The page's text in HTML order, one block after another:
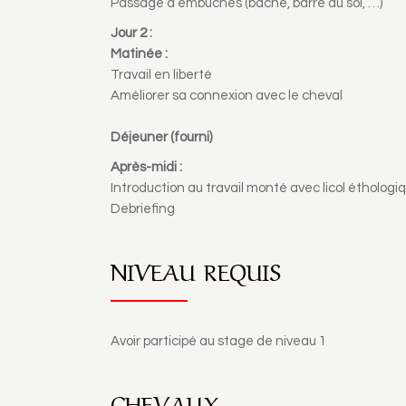
Passage d’embûches (bâche, barre au sol, …)
Jour 2 :
Matinée :
Travail en liberté
Améliorer sa connexion avec le cheval
Déjeuner (fourni)
Après-midi :
Introduction au travail monté avec licol
Debriefing
NIVEAU REQUIS
Avoir participé au stage de niveau 1